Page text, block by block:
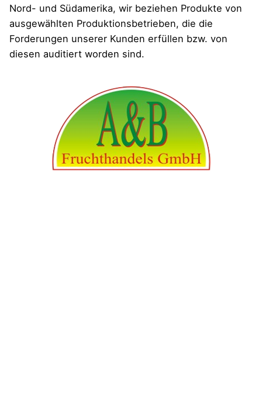
Nord- und Südamerika, wir beziehen Produkte von
ausgewählten Produktionsbetrieben, die die
Forderungen unserer Kunden erfüllen bzw. von
diesen auditiert worden sind.